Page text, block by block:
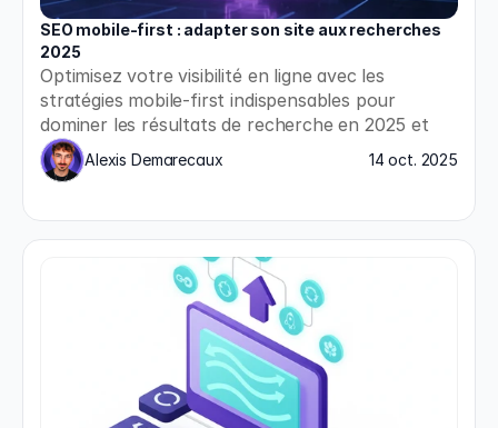
SEO mobile-first : adapter son site aux recherches
2025
Optimisez votre visibilité en ligne avec les
stratégies mobile-first indispensables pour
dominer les résultats de recherche en 2025 et
répondre aux nouvelles exigences de Google.
Alexis Demarecaux 14 oct. 2025